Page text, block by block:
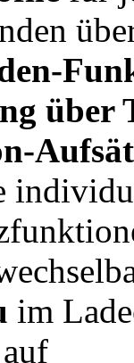
über
im